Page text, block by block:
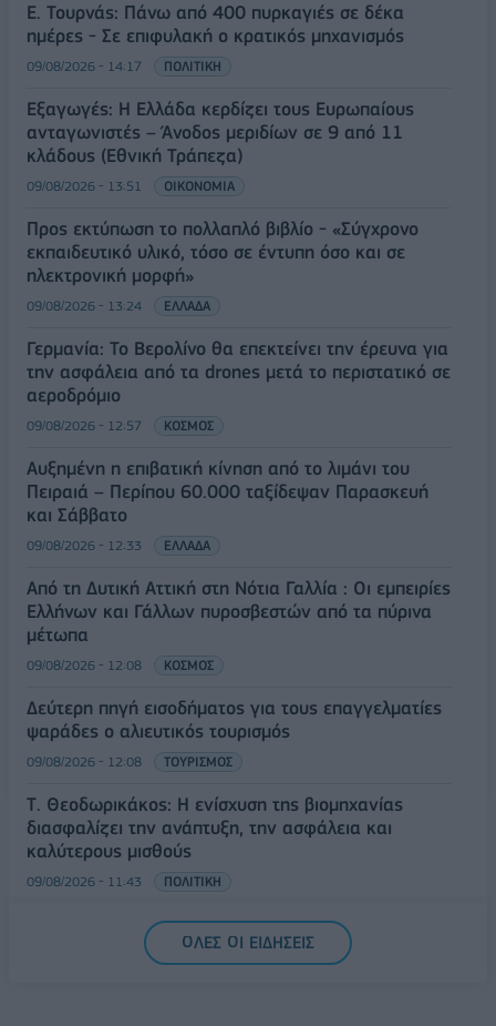
Ε. Τουρνάς: Πάνω από 400 πυρκαγιές σε δέκα
ημέρες - Σε επιφυλακή ο κρατικός μηχανισμός
09/08/2026 - 14:17 ΠΟΛΙΤΙΚΗ
Εξαγωγές: Η Ελλάδα κερδίζει τους Ευρωπαίους
ανταγωνιστές – Άνοδος μεριδίων σε 9 από 11
κλάδους (Εθνική Τράπεζα)
09/08/2026 - 13:51 ΟΙΚΟΝΟΜΙΑ
Προς εκτύπωση το πολλαπλό βιβλίο - «Σύγχρονο
εκπαιδευτικό υλικό, τόσο σε έντυπη όσο και σε
ηλεκτρονική μορφή»
09/08/2026 - 13:24 ΕΛΛΑΔΑ
Γερμανία: Το Βερολίνο θα επεκτείνει την έρευνα για
την ασφάλεια από τα drones μετά το περιστατικό σε
αεροδρόμιο
09/08/2026 - 12:57 ΚΟΣΜΟΣ
Αυξημένη η επιβατική κίνηση από το λιμάνι του
Πειραιά – Περίπου 60.000 ταξίδεψαν Παρασκευή
και Σάββατο
09/08/2026 - 12:33 ΕΛΛΑΔΑ
Από τη Δυτική Αττική στη Νότια Γαλλία : Οι εμπειρίες
Ελλήνων και Γάλλων πυροσβεστών από τα πύρινα
μέτωπα
09/08/2026 - 12:08 ΚΟΣΜΟΣ
Δεύτερη πηγή εισοδήματος για τους επαγγελματίες
ψαράδες ο αλιευτικός τουρισμός
09/08/2026 - 12:08 ΤΟΥΡΙΣΜΟΣ
Τ. Θεοδωρικάκος: Η ενίσχυση της βιομηχανίας
διασφαλίζει την ανάπτυξη, την ασφάλεια και
καλύτερους μισθούς
09/08/2026 - 11:43 ΠΟΛΙΤΙΚΗ
Υπ. Μεταφορών: Οριστική λύση στο ζήτημα των
πινακίδων κυκλοφορίας - Τέλος στις χρονοβόρες
ΟΛΕΣ ΟΙ ΕΙΔΗΣΕΙΣ